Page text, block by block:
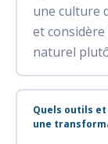
une culture
et
naturel
Quels outils
une